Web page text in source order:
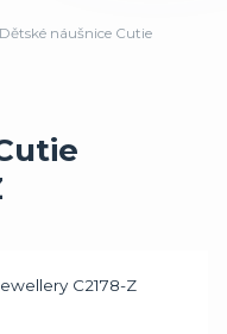
Dětské náušnice Cutie